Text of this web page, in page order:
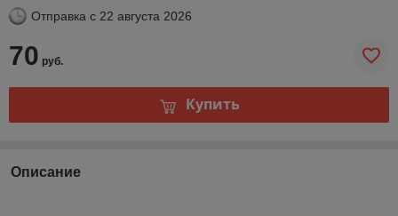
Отправка с 22 августа 2026
70 руб.
Купить
Описание